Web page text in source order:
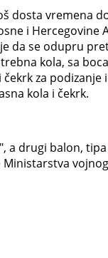
dosta vremena
i
da se odupru
kola, sa
za
kola i čekrk.
a drugi balon,